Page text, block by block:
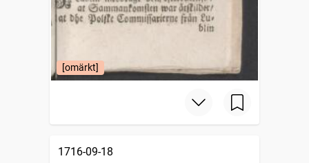
[omärkt]
1716-09-18